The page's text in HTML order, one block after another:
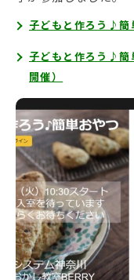
子どもと作ろう♪簡
子どもと作ろう♪
開催）